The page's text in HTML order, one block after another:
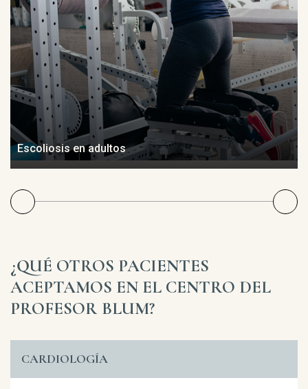
Escoliosis en adultos
¿QUÉ OTROS PACIENTES
ACEPTAMOS EN EL CENTRO DEL
PROFESOR BLUM?
CARDIOLOGÍA